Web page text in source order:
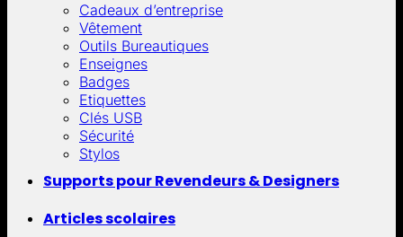
Cadeaux d’entreprise
Vêtement
Outils Bureautiques
Enseignes
Badges
Etiquettes
Clés USB
Sécurité
Stylos
Supports pour Revendeurs & Designers
Articles scolaires